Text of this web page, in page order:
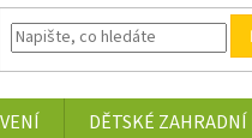
DĚTSKÉ ZAHRADNÍ